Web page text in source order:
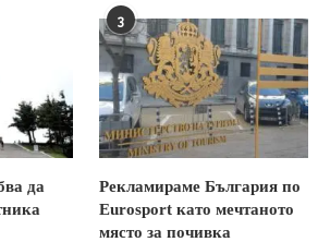
да
3
Рекламираме България по
Eurosport като мечтаното
място за почивка